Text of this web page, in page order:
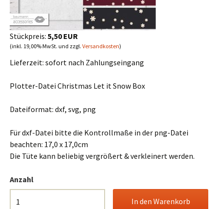
Stückpreis: 5,50 EUR
(inkl. 19,00% MwSt. und zzgl. Versandkosten)
Lieferzeit: sofort nach Zahlungseingang
Plotter-Datei Christmas Let it Snow Box
Dateiformat: dxf, svg, png
Für dxf-Datei bitte die Kontrollmaße in der png-Datei
beachten: 17,0 x 17,0cm
Die Tüte kann beliebig vergrößert & verkleinert werden.
Anzahl